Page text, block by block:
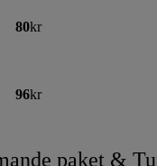
80kr
96kr
paket &